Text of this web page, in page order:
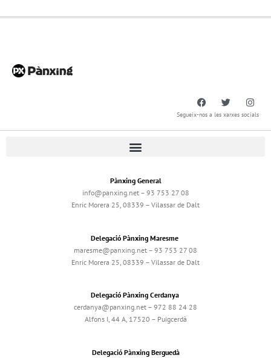
Segueix-nos a les xarxes socials
Pànxing General
info@panxing.net – 93 753 27 08
Enric Morera 25, 08339 – Vilassar de Dalt
Delegació Pànxing Maresme
maresme@panxing.net – 93 753 27 08
Enric Morera 25, 08339 – Vilassar de Dalt
Delegació Pànxing Cerdanya
cerdanya@panxing.net – 972 88 24 28
Alfons I, 44 A, 17520 – Puigcerdà
Delegació Pànxing Berguedà